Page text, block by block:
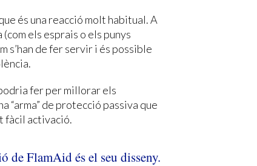
és una reacció molt habitual. A
els esprais o els punys
s’han de fer servir i és possible
fer per millorar els
“arma” de protecció passiva que
fàcil activació.
de FlamAid és el seu disseny.